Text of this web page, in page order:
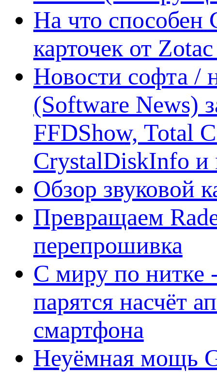
На что способен
карточек от
Новости софта /
(Software News)
FFDShow, Total
CrystalDiskInfo и
Обзор звуковой
Превращаем
перепрошивка
С миру по нитке
парятся насчёт
смартфона
Неуёмная мощь